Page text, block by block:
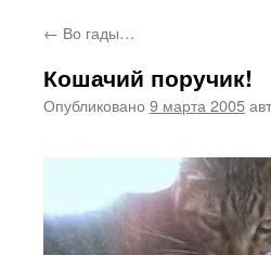
содержимому
← Во гады…
Кошачий поручик!
Опубликовано 9 марта 2005